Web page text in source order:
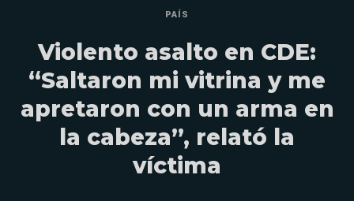
PAÍS
Violento asalto en CDE:
“Saltaron mi vitrina y me
apretaron con un arma en
la cabeza”, relató la
víctima